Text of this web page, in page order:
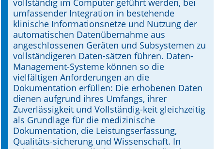
vollständig im Computer geführt werden, bei
umfassender Integration in bestehende
klinische Informationsnetze und Nutzung der
automatischen Datenübernahme aus
angeschlossenen Geräten und Subsystemen zu
vollständigeren Daten-sätzen führen. Daten-
Management-Systeme können so die
vielfältigen Anforderungen an die
Dokumentation erfüllen: Die erhobenen Daten
dienen aufgrund ihres Umfangs, ihrer
Zuverlässigkeit und Vollständig-keit gleichzeitig
als Grundlage für die medizinische
Dokumentation, die Leistungserfassung,
Qualitäts-sicherung und Wissenschaft. In